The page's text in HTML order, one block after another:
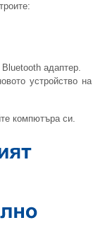
адаптер.
устройство на
компютъра си.